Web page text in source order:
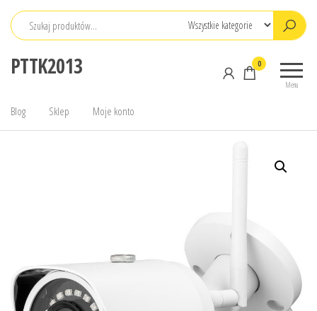
Przejdź
PTTK2013
Menu
0
Blog Sklep Moje konto